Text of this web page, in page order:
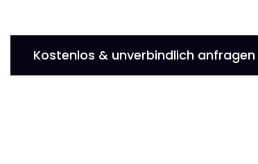
Kostenlos & unverbindlich anfragen